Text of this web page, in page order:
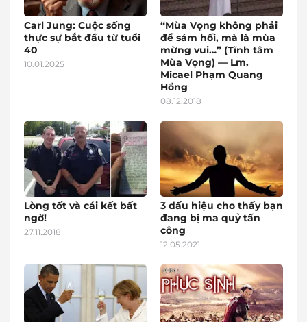
Carl Jung: Cuộc sống
thực sự bắt đầu từ tuổi
40
10.01.2025
“Mùa Vọng không phải
để sám hối, mà là mùa
mừng vui…” (Tĩnh tâm
Mùa Vọng) — Lm.
Micael Phạm Quang
Hồng
08.12.2018
Lòng tốt và cái kết bất
ngờ!
27.11.2018
3 dấu hiệu cho thấy bạn
đang bị ma quỷ tấn
công
12.05.2021